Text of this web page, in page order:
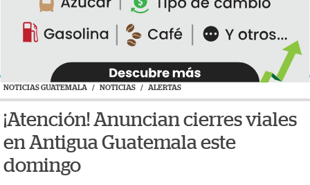
NOTICIAS GUATEMALA / NOTICIAS / ALERTAS
¡Atención! Anuncian cierres viales
en Antigua Guatemala este
domingo